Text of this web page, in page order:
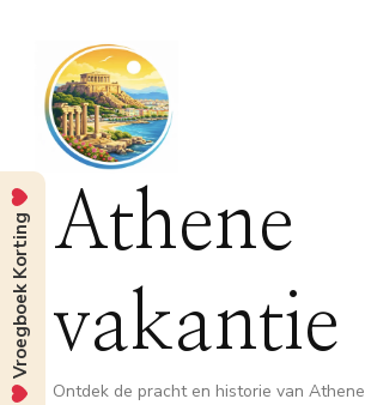
Athene
vakantie
Ontdek de pracht en historie van Athene
Vroegboek Korting